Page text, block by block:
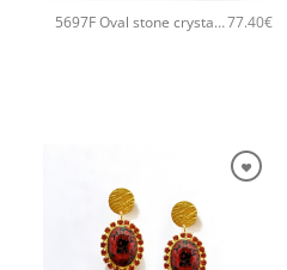
5697F Oval stone crystal χειροποίητα σκουλαρίκια Catherine bijoux Τυρκουάζ77.40€